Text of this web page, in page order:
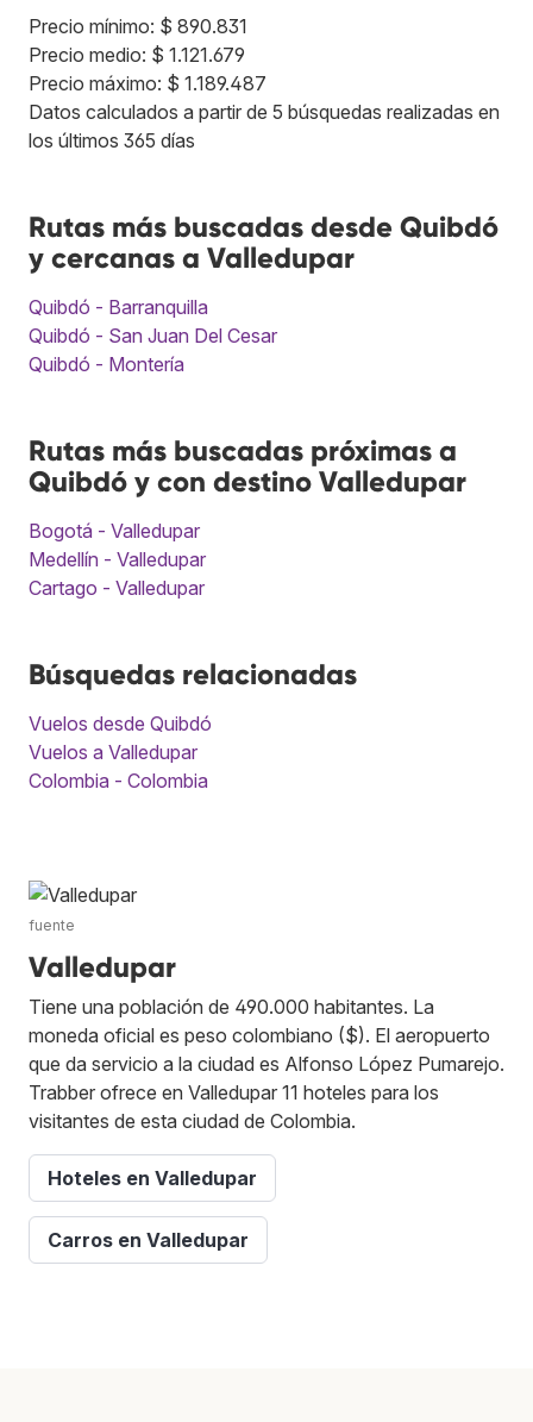
Precio mínimo: $ 890.831
Precio medio: $ 1.121.679
Precio máximo: $ 1.189.487
Datos calculados a partir de 5 búsquedas realizadas en
los últimos 365 días
Rutas más buscadas desde Quibdó
y cercanas a Valledupar
Quibdó - Barranquilla
Quibdó - San Juan Del Cesar
Quibdó - Montería
Rutas más buscadas próximas a
Quibdó y con destino Valledupar
Bogotá - Valledupar
Medellín - Valledupar
Cartago - Valledupar
Búsquedas relacionadas
Vuelos desde Quibdó
Vuelos a Valledupar
Colombia - Colombia
fuente
Valledupar
Tiene una población de 490.000 habitantes. La
moneda oficial es peso colombiano ($). El aeropuerto
que da servicio a la ciudad es Alfonso López Pumarejo.
Trabber ofrece en Valledupar 11 hoteles para los
visitantes de esta ciudad de Colombia.
Hoteles en Valledupar
Carros en Valledupar